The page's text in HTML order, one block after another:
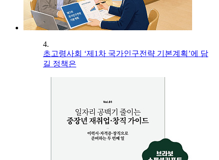
4.
초고령사회 ‘제1차 국가인구전략 기본계획’에 담
길 정책은